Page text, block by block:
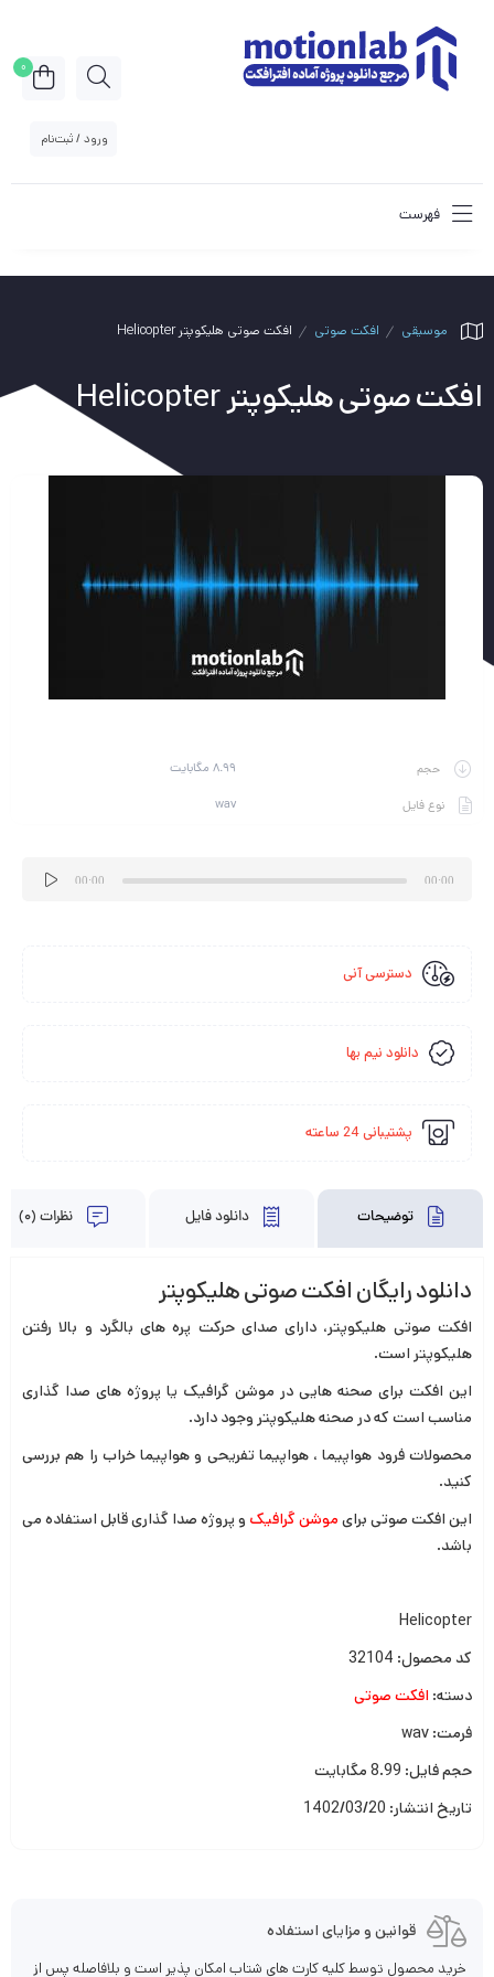
ورود / ثبت‌نام
0
فهرست
موسیقی افکت صوتی افکت صوتی هلیکوپتر Helicopter
افکت صوتی هلیکوپتر Helicopter
حجم 8.99 مگابایت
نوع فایل wav
00:00 00:00
دسترسی آنی
دانلود نیم بها
پشتیبانی 24 ساعته
توضیحات دانلود فایل نظرات (0)
دانلود رایگان افکت صوتی هلیکوپتر
افکت صوتی هلیکوپتر، دارای صدای حرکت پره های بالگرد و بالا رفتن
هلیکوپتر است.
این افکت برای صحنه هایی در موشن گرافیک یا پروژه های صدا گذاری
مناسب است که در صحنه هلیکوپتر وجود دارد.
محصولاتفرود هواپیما،هواپیما تفریحی و هواپیما خراب را هم بررسی
کنید.
این افکت صوتی برای موشن گرافیک و پروژه صدا گذاری قابل استفاده می
باشد.
Helicopter
کد محصول: 32104
دسته: افکت صوتی
فرمت: wav
حجم فایل: 8.99 مگابایت
تاریخ انتشار: 1402/03/20
قوانین و مزایای استفاده
خرید محصول توسط کلیه کارت های شتاب امکان پذیر است و بلافاصله پس از